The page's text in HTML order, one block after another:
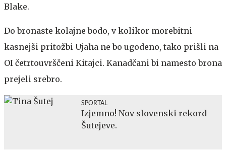
Blake.
Do bronaste kolajne bodo, v kolikor morebitni
kasnejši pritožbi Ujaha ne bo ugodeno, tako prišli na
OI četrtouvrščeni Kitajci. Kanadčani bi namesto brona
prejeli srebro.
SPORTAL
Izjemno! Nov slovenski rekord
Šutejeve.